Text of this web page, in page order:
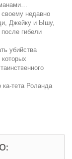
недавно
Джейку и Ышу,
гибели
убийства
ка-тета Роланда